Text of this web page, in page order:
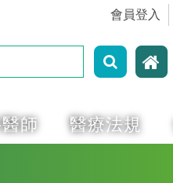
會員登入
師 醫療法規